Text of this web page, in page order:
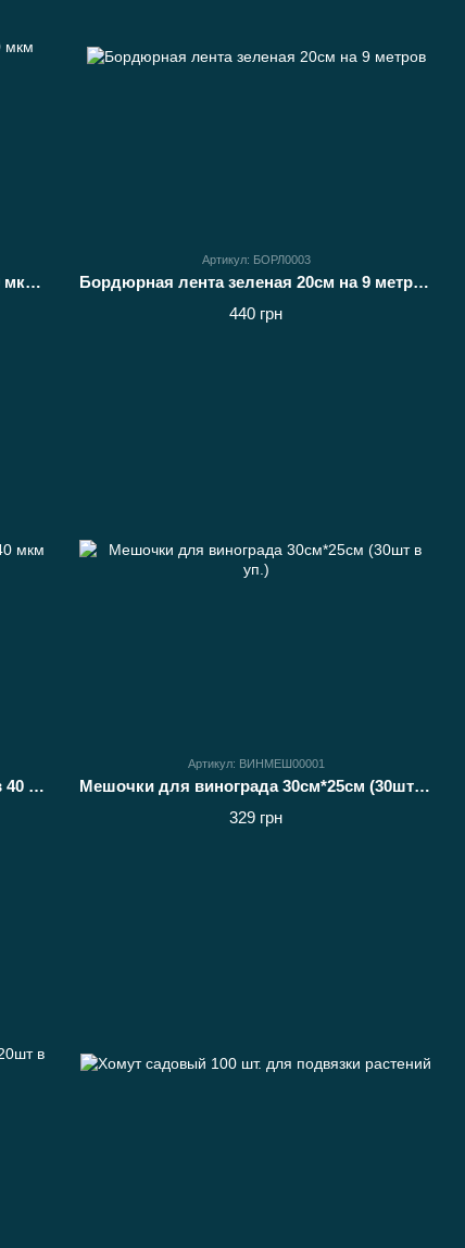
Рукав для рассады 150х500 метров 40 мкм (черный) пакеты для саженцев
Артикул: БОРЛ0003
Бордюрная лента зеленая 20см на 9 метров
440 грн
Рукав для рассады 50мм х 500 метров 40 мкм (белый)
Артикул: ВИНМЕШ00001
Мешочки для винограда 30см*25см (30шт в уп.)
329 грн